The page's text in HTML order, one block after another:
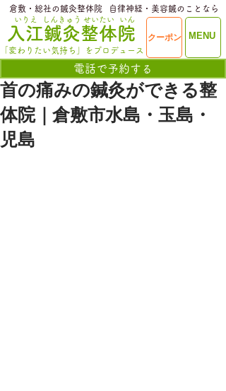
ME
​入江鍼灸整体院
いりえ
MENU
クーポン
電話で予約する
せいたい
しんきゅう いん
「変わりたい気持ち」をプロデュース
​倉敷・総社の鍼灸整体院 ​自律神経・美容鍼のことなら
首の痛みの鍼灸ができる整
体院｜倉敷市水島・玉島・
児島